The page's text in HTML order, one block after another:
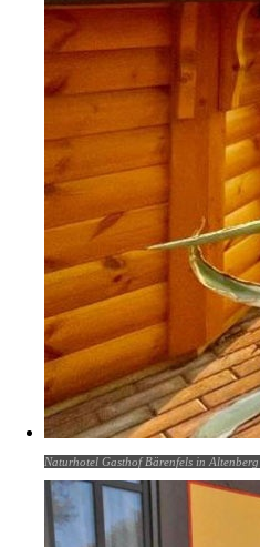
Naturhotel Gasthof Bärenfels in